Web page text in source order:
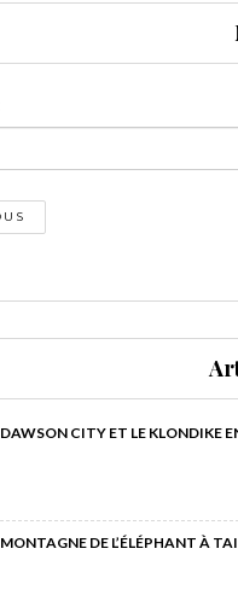
DAWSON CITY ET LE KLONDIKE
MONTAGNE DE L’ÉLÉPHANT À